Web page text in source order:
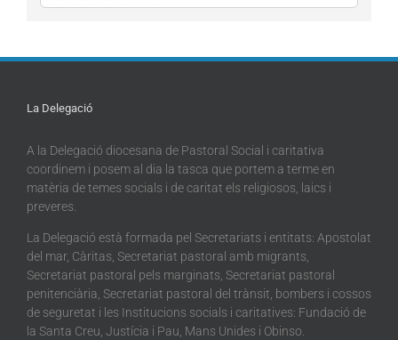
La Delegació
A la Delegació diocesana de Pastoral Social i caritativa
coordinem i posem al dia la tasca que portem a terme en
matèria de temes socials i de caritat els religiosos, laics i
preveres.
La Delegació està formada pel Secretariats i entitats: Apostolat
del mar, Càritas, Secretariat pastoral amb migrants,
Secretariat pastoral pels marginats, Secretariat pastoral
penitenciària, Secretariat pastoral del trànsit, bombers i cossos
de seguretat i les Institucions socials i caritatives: Fundació de
la Santa Creu, Justícia i Pau, Mans Unides i Obinso.